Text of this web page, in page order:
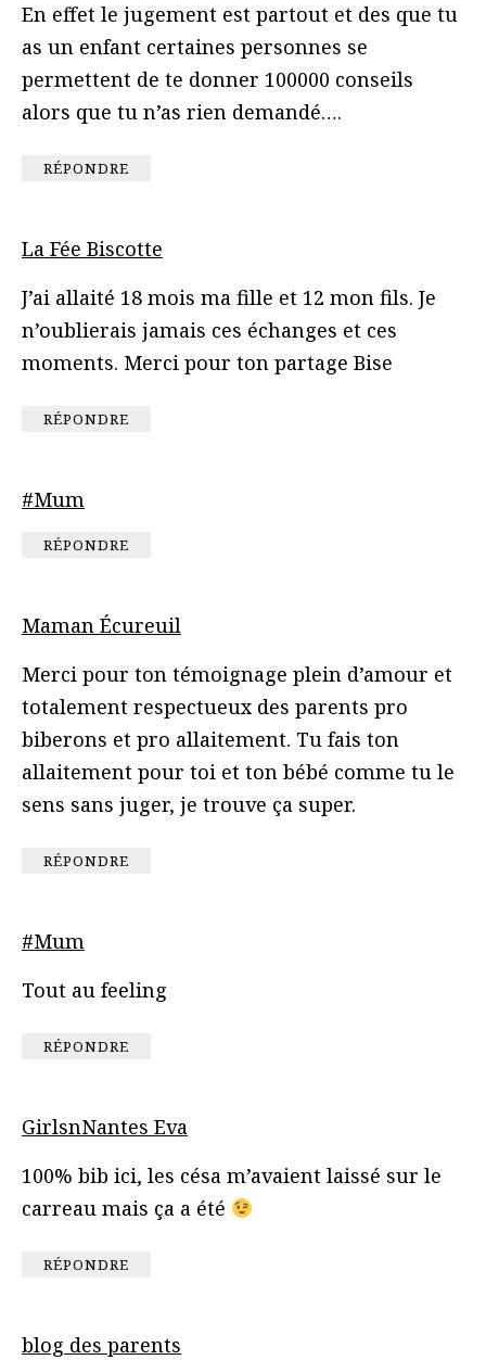
En effet le jugement est partout et des que tu
as un enfant certaines personnes se
permettent de te donner 100000 conseils
alors que tu n’as rien demandé….
RÉPONDRE
La Fée Biscotte
J’ai allaité 18 mois ma fille et 12 mon fils. Je
n’oublierais jamais ces échanges et ces
moments. Merci pour ton partage Bise
RÉPONDRE
#Mum
RÉPONDRE
Maman Écureuil
Merci pour ton témoignage plein d’amour et
totalement respectueux des parents pro
biberons et pro allaitement. Tu fais ton
allaitement pour toi et ton bébé comme tu le
sens sans juger, je trouve ça super.
RÉPONDRE
#Mum
Tout au feeling
RÉPONDRE
GirlsnNantes Eva
100% bib ici, les césa m’avaient laissé sur le
carreau mais ça a été
RÉPONDRE
blog des parents